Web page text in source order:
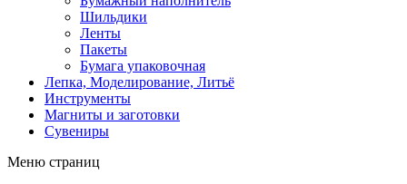
Шильдики
Ленты
Пакеты
Бумага упаковочная
Лепка, Моделирование, Литьё
Инструменты
Магниты и заготовки
Сувениры
Меню страниц